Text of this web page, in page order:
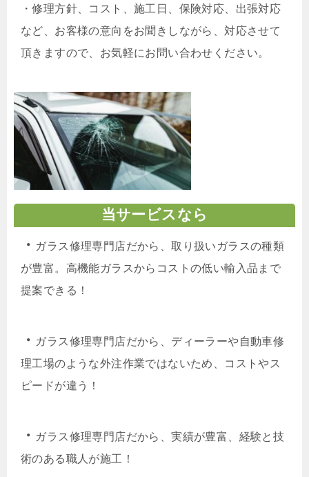
・修理方針、コスト、施工日、保険対応、出張対応
など、お客様の意向をお聞きしながら、対応させて
頂きますので、お気軽にお問い合わせください。
当サービスなら
・ ガラス修理専門店だから、取り扱いガラスの種類
が豊富。高機能ガラスからコストの低い輸入品まで
提案できる！
・ ガラス修理専門店だから、ディーラーや自動車修
理工場のような外注作業ではないため、コストやス
ピードが違う！
・ ガラス修理専門店だから、実績が豊富、経験と技
術のある職人が施工！